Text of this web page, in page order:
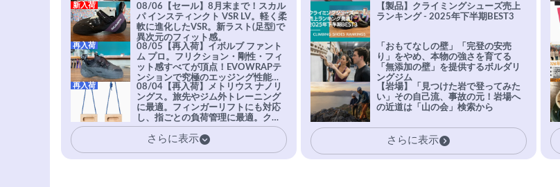
08/06【セール】8月末まで！スカル
パ インスティンクト VSR LV。軽く柔
軟に進化したVSR。新ラスト(足型)で
異次元のフィット感。
新入荷
08/05【再入荷】イボルブ ファント
ム プロ。フリクション・剛性・フィ
ット感すべてが頂点！EVOWRAPテ
ンションで究極のエッジング性能を
実現。進化系ラバーEvo-74はTRAX
を凌駕する粘着力で極小ホールドに
安心感。
再入荷
08/04【再入荷】メトリウス ナノリ
ングス。旅先やジム外トレーニング
に最適。フィンガーリフトにも対応
し、指ごとの負荷管理に最適。クラ
イマーの指を本気で鍛えるギア。
再入荷
さらに表示
【製品】クライミングシューズ売上
ランキング - 2025年下半期BEST3
「おもてなしの壁」「完登の安売
り」をやめ、本物の強さを育てる
「無添加の壁」を提供するボルダリ
ングジム
【岩場】「見つけた岩で登ってみた
い」その自己流、事故の元！岩場へ
の近道は「山の会」検索から
さらに表示